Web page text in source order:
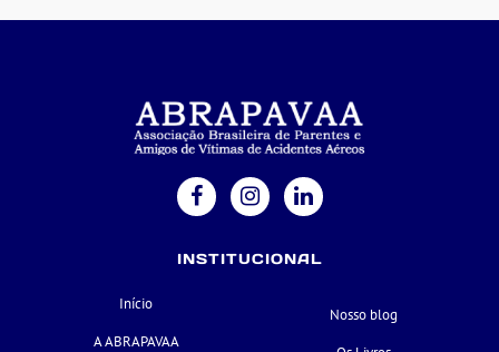
INSTITUCIONAL
Início
A ABRAPAVAA
Nosso blog